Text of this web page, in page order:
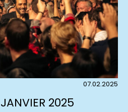
07.02.2025
2025